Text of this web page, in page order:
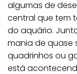
algumas de
central que tem
do aquário.
mania de quase
quadrinhos ou
está